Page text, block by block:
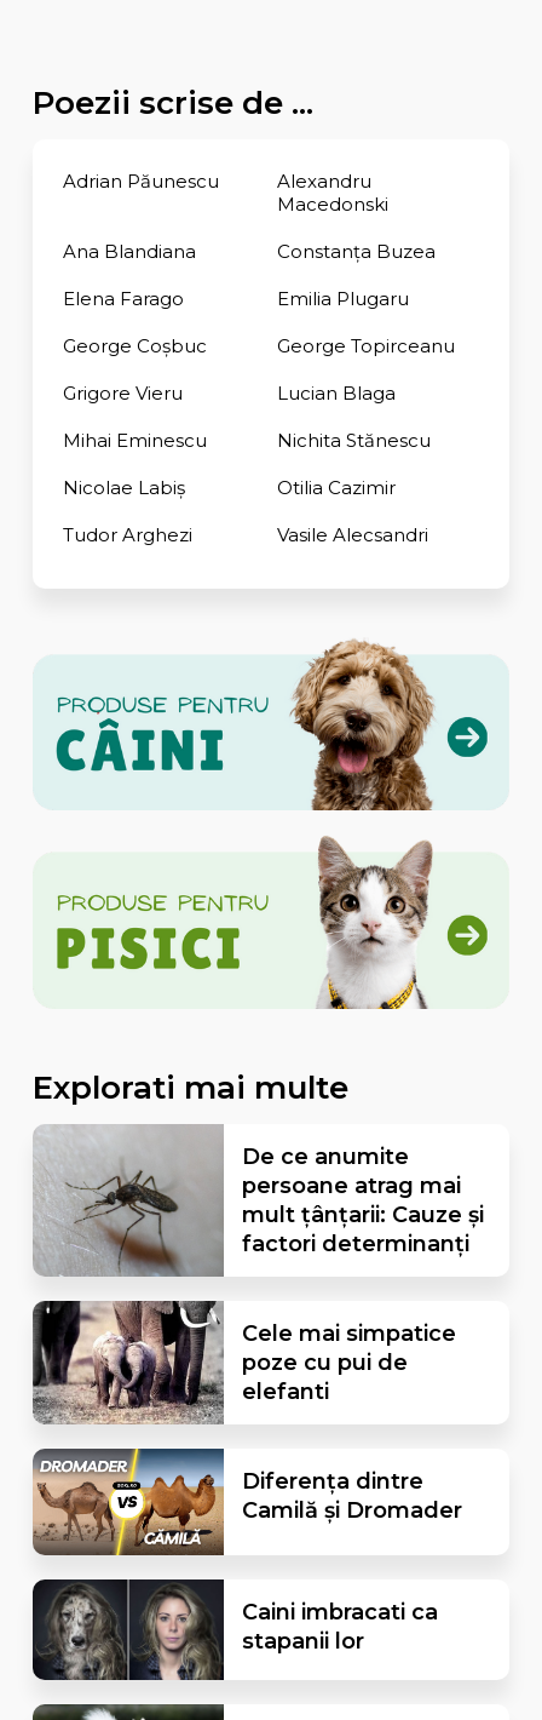
Poezii scrise de ...
Adrian Păunescu
Alexandru
Macedonski
Ana Blandiana Constanţa Buzea
Elena Farago Emilia Plugaru
George Coşbuc George Topirceanu
Grigore Vieru Lucian Blaga
Mihai Eminescu Nichita Stănescu
Nicolae Labiș Otilia Cazimir
Tudor Arghezi Vasile Alecsandri
Explorati mai multe
De ce anumite
persoane atrag mai
mult țânțarii: Cauze și
factori determinanți
Cele mai simpatice
poze cu pui de
elefanti
Diferența dintre
Camilă și Dromader
Caini imbracati ca
stapanii lor